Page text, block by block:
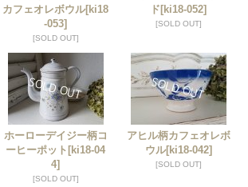
カフェオレボウル[ki18
-053]
[SOLD OUT]
ド [ki18-052]
[SOLD OUT]
ホーローデイジー柄コ
ーヒーポット [ki18-04
4]
[SOLD OUT]
アヒル柄カフェオレボ
ウル[ki18-042]
[SOLD OUT]